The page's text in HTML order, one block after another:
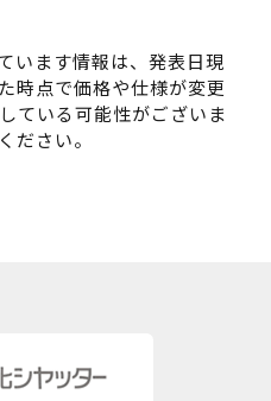
います情報は、発表日現
時点で価格や仕様が変更
ている可能性がございま
ださい。